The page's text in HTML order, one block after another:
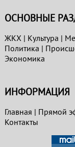
ОСНОВНЫЕ
ЖКХ | Культура |
Политика |
Экономика
ИНФОРМАЦИЯ
Главная | Прямой
Контакты